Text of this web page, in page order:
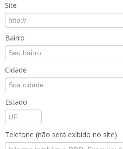
Site
Bairro
Cidade
Estado
Telefone (não será exibido no site)